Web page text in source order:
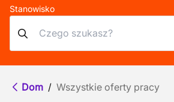
Stanowisko
Dom / Wszystkie oferty pracy